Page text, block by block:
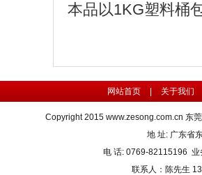
本品以1KG塑料桶
网站首页 关于我们
Copyright 2015 www.zesong.com.cn 东
地 址: 广东省
电 话: 0769-82115196
联系人：陈先生